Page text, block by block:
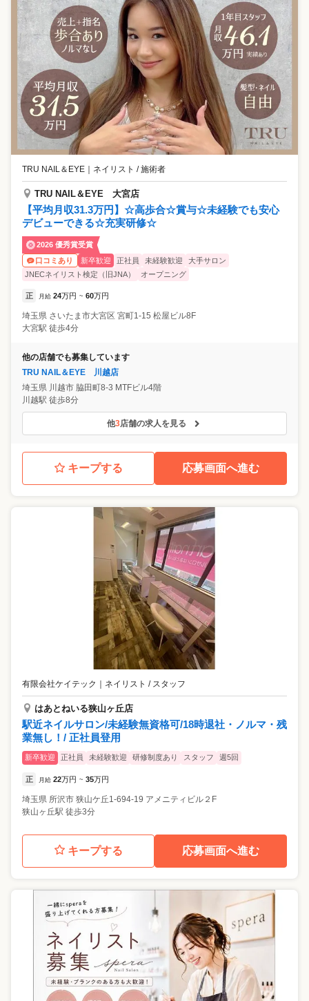
TRU NAIL＆EYE ネイリスト / 施術者
TRU NAIL＆EYE 大宮店
【平均月収31.3万円】☆高歩合☆賞与☆未経験でも安心
デビューできる☆充実研修☆
2026 優秀賞受賞
口コミあり
新卒歓迎 正社員 未経験歓迎
大手サロン
JNECネイリスト検定（旧JNA）
オープニング
正 月給 24万円 ~ 60万円
埼玉県 さいたま市大宮区 宮町1-15 松屋ビル8F
大宮駅 徒歩4分
他の店舗でも募集しています
TRU NAIL＆EYE 川越店
埼玉県 川越市 脇田町8-3 MTFビル4階
川越駅 徒歩8分
他3店舗の求人を見る
キープする 応募画面へ進む
有限会社ケイテック ｜ ネイリスト / スタッフ
はあとねいる狭山ヶ丘店
駅近ネイルサロン/未経験無資格可/18時退社・ノルマ・残
業無し！/ 正社員登用
新卒歓迎 正社員 未経験歓迎 研修制度あり スタッフ 週5回
正 月給 22万円 ~ 35万円
埼玉県 所沢市 狭山ケ丘1-694-19 アメニティビル２F
狭山ヶ丘駅 徒歩3分
キープする 応募画面へ進む